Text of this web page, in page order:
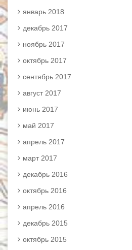
январь 2018
декабрь 2017
ноябрь 2017
октябрь 2017
сентябрь 2017
август 2017
июнь 2017
май 2017
апрель 2017
март 2017
декабрь 2016
октябрь 2016
апрель 2016
декабрь 2015
октябрь 2015